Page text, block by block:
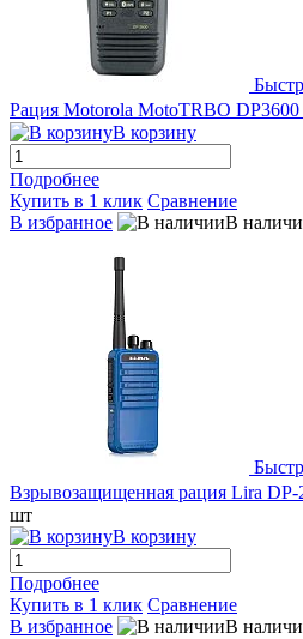
Рация Motorola MotoTRBO
В корзину
Подробнее
Купить в 1 клик Сравнение
В избранное
В
Взрывозащищенная рация Lira
шт
В корзину
Подробнее
Купить в 1 клик Сравнение
В избранное
В